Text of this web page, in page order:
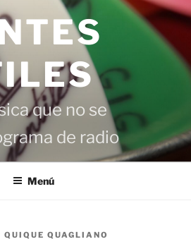
que no se
de radio
Menú
QUIQUE QUAGLIANO